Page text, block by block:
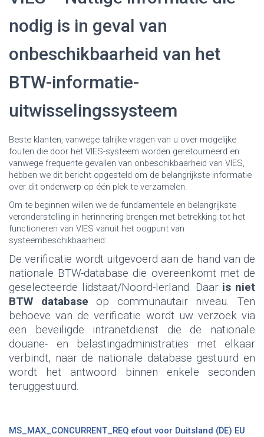
nodig is in geval van
onbeschikbaarheid van het
BTW-informatie-
uitwisselingssysteem
Beste klanten, vanwege talrijke vragen van u over mogelijke
fouten die door het VIES-systeem worden geretourneerd en
vanwege frequente gevallen van onbeschikbaarheid van VIES,
hebben we dit bericht opgesteld om de belangrijkste informatie
over dit onderwerp op één plek te verzamelen.
Om te beginnen willen we de fundamentele en belangrijkste
veronderstelling in herinnering brengen met betrekking tot het
functioneren van VIES vanuit het oogpunt van
systeembeschikbaarheid:
De verificatie wordt uitgevoerd aan de hand van de
nationale BTW-database die overeenkomt met de
geselecteerde lidstaat/Noord-Ierland. Daar is niet
BTW database op communautair niveau. Ten
behoeve van de verificatie wordt uw verzoek via
een beveiligde intranetdienst die de nationale
douane- en belastingadministraties met elkaar
verbindt, naar de nationale database gestuurd en
wordt het antwoord binnen enkele seconden
teruggestuurd.
MS_MAX_CONCURRENT_REQ efout voor Duitsland (DE) EU